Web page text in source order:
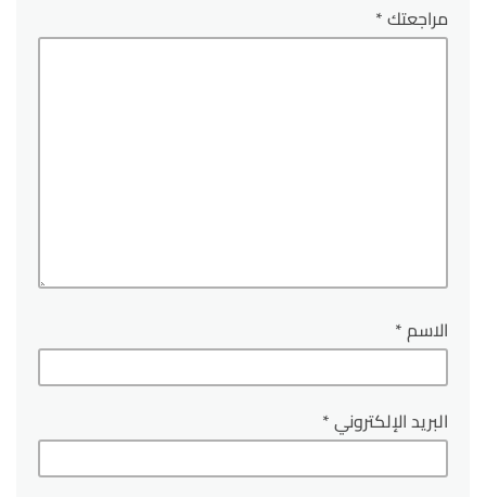
مراجعتك*
الاسم*
البريد الإلكتروني*